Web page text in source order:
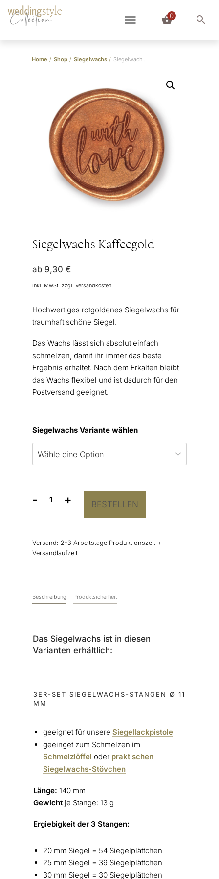
Collection 0
Home / Shop / Siegelwachs / Siegelwachs Kaffeegold
Siegelwachs Kaffeegold
ab 9,30 €
inkl. MwSt. zzgl. Versandkosten
Hochwertiges rotgoldenes Siegelwachs für
traumhaft schöne Siegel.
Das Wachs lässt sich absolut einfach
schmelzen, damit ihr immer das beste
Ergebnis erhaltet. Nach dem Erkalten bleibt
das Wachs flexibel und ist dadurch für den
Postversand geeignet.
Siegelwachs Variante wählen
-
Siegelwachs
+ BESTELLEN
Versand: 2-3 Arbeitstage Produktionszeit +
Versandlaufzeit
Beschreibung Produktsicherheit
Das Siegelwachs ist in diesen
Varianten erhältlich:
3ER-SET SIEGELWACHS-STANGEN Ø 11
MM
geeignet für unsere Siegellackpistole
geeinget zum Schmelzen im
Schmelzlöffel oder praktischen
Siegelwachs-Stövchen
Länge: 140 mm
Gewichtje Stange: 13 g
Ergiebigkeit der 3 Stangen:
20 mm Siegel = 54 Siegelplättchen
25 mm Siegel = 39 Siegelplättchen
30 mm Siegel = 30 Siegelplättchen